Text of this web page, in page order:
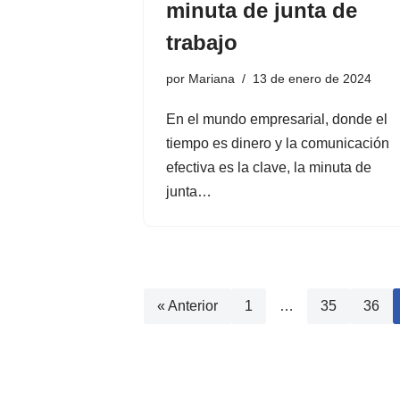
minuta de junta de
trabajo
por Mariana 13 de enero de 2024
En el mundo empresarial, donde el
tiempo es dinero y la comunicación
efectiva es la clave, la minuta de
junta…
« Anterior 1 … 35 36